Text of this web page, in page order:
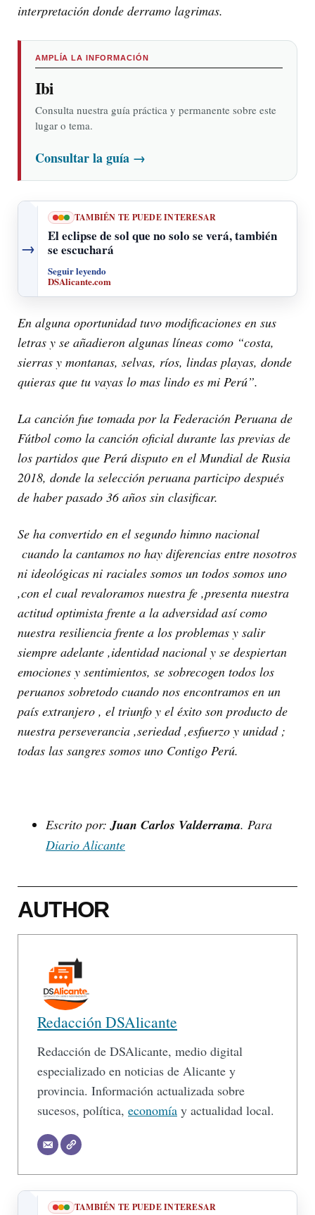
interpretación donde derramo lagrimas.
AMPLÍA LA INFORMACIÓN
Ibi
Consulta nuestra guía práctica y permanente sobre este
lugar o tema.
Consultar la guía →
→
TAMBIÉN TE PUEDE INTERESAR
El eclipse de sol que no solo se verá, también
se escuchará
Seguir leyendo
DSAlicante.com
En alguna oportunidad tuvo modificaciones en sus
letras y se añadieron algunas líneas como “costa,
sierras y montanas, selvas, ríos, lindas playas, donde
quieras que tu vayas lo mas lindo es mi Perú”.
La canción fue tomada por la Federación Peruana de
Fútbol como la canción oficial durante las previas de
los partidos que Perú disputo en el Mundial de Rusia
2018, donde la selección peruana participo después
de haber pasado 36 años sin clasificar.
Se ha convertido en el segundo himno nacional
cuando la cantamos no hay diferencias entre nosotros
ni ideológicas ni raciales somos un todos somos uno
,con el cual revaloramos nuestra fe ,presenta nuestra
actitud optimista frente a la adversidad así como
nuestra resiliencia frente a los problemas y salir
siempre adelante ,identidad nacional y se despiertan
emociones y sentimientos, se sobrecogen todos los
peruanos sobretodo cuando nos encontramos en un
país extranjero , el triunfo y el éxito son producto de
nuestra perseverancia ,seriedad ,esfuerzo y unidad ;
todas las sangres somos uno Contigo Perú.
Escrito por:Juan Carlos Valderrama. Para
Diario Alicante
AUTHOR
Redacción DSAlicante
Redacción de DSAlicante, medio digital
especializado en noticias de Alicante y
provincia. Información actualizada sobre
sucesos, política, economía y actualidad local.
TAMBIÉN TE PUEDE INTERESAR